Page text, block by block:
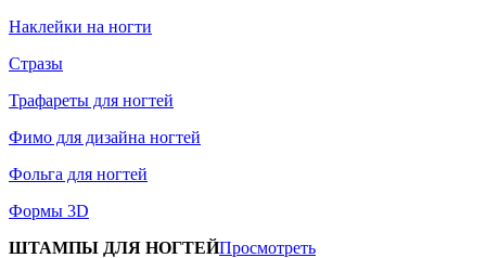
Наклейки на ногти
Стразы
Трафареты для ногтей
Фимо для дизайна ногтей
Фольга для ногтей
Формы 3D
ШТАМПЫ ДЛЯ НОГТЕЙПросмотреть